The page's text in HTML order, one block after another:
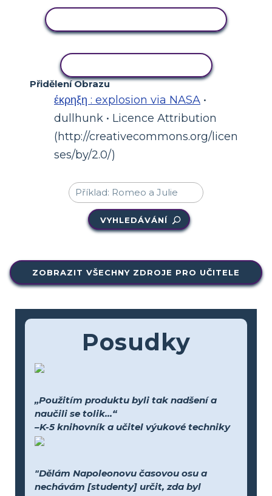
Přidělení Obrazu
έκρηξη : explosion via NASA •
dullhunk • Licence Attribution
(http://creativecommons.org/licen
ses/by/2.0/)
VYHLEDÁVÁNÍ
ZOBRAZIT VŠECHNY ZDROJE PRO UČITELE
Posudky
„Použitím produktu byli tak nadšení a
naučili se tolik...“
–K-5 knihovník a učitel výukové techniky
"Dělám Napoleonovu časovou osu a
nechávám [studenty] určit, zda byl